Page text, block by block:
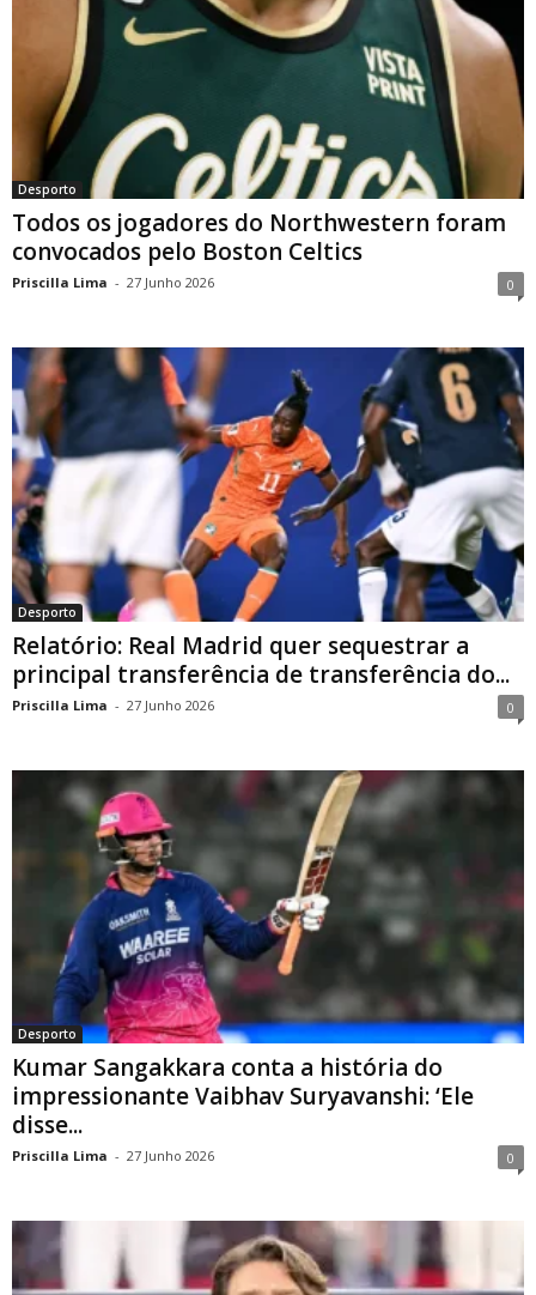
Desporto
Todos os jogadores do Northwestern foram
convocados pelo Boston Celtics
Priscilla Lima - 27 Junho 2026 0
Desporto
Relatório: Real Madrid quer sequestrar a
principal transferência de transferência do...
Priscilla Lima - 27 Junho 2026 0
Desporto
Kumar Sangakkara conta a história do
impressionante Vaibhav Suryavanshi: ‘Ele
disse...
Priscilla Lima - 27 Junho 2026 0